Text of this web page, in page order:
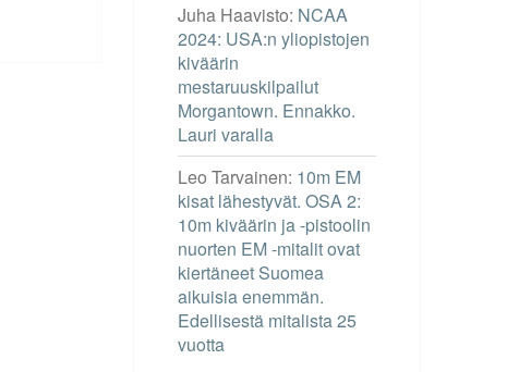
Juha Haavisto: NCAA
2024: USA:n yliopistojen
kiväärin
mestaruuskilpailut
Morgantown. Ennakko.
Lauri varalla
Leo Tarvainen: 10m EM
kisat lähestyvät. OSA 2:
10m kiväärin ja -pistoolin
nuorten EM -mitalit ovat
kiertäneet Suomea
aikuisia enemmän.
Edellisestä mitalista 25
vuotta